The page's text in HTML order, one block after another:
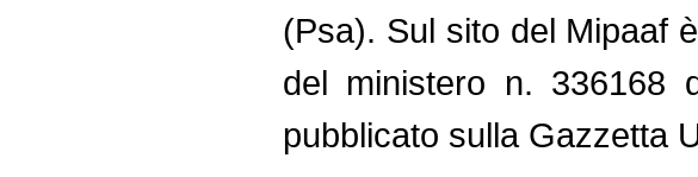
(Psa). Sul sito del Mipaaf
del ministero n. 336168
pubblicato sulla Gazzetta